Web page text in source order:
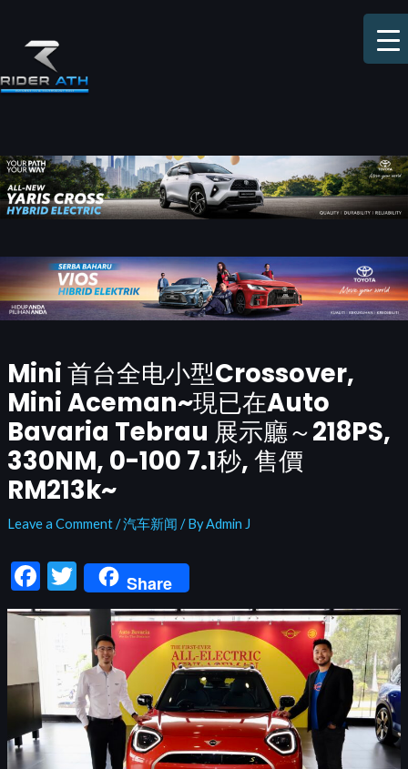
Mini 首台全电小型Crossover,
Mini Aceman~現已在Auto
Bavaria Tebrau 展示廳～218PS,
330NM, 0-100 7.1秒, 售價
RM213k~
Leave a Comment/汽车新闻 / ByAdmin J
F
ac
o
o
k
T
w
itt
er
Share
navigation